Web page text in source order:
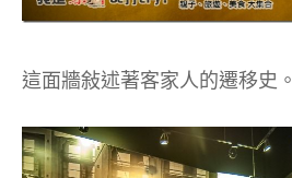
這面牆敍述著客家人的遷移史。